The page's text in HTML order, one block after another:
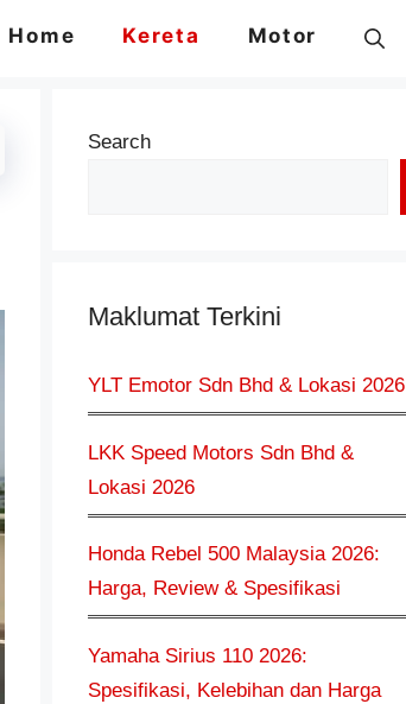
Home Kereta Motor
Search
Maklumat Terkini
YLT Emotor Sdn Bhd & Lokasi 2026
LKK Speed Motors Sdn Bhd &
Lokasi 2026
Honda Rebel 500 Malaysia 2026:
Harga, Review & Spesifikasi
Yamaha Sirius 110 2026:
Spesifikasi, Kelebihan dan Harga